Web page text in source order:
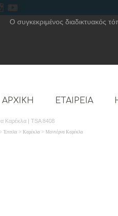
ΑΡΧΙΚΗ ΕΤΑΙΡΕΙΑ
Καρέκλα | TSA 8408
> Έπιπλα > Καρέκλα > Μοντέρνα Καρέκλα
Ο συγκεκριμένος διαδικτυακός